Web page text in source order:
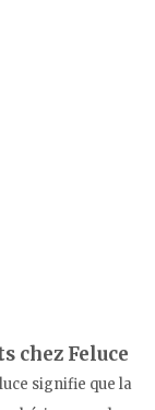
chez Feluce
signifie que la